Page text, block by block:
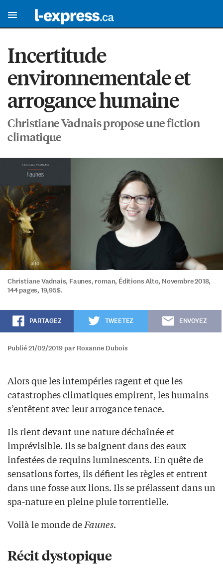
Incertitude
environnementale et
arrogance humaine
Christiane Vadnais propose une fiction
climatique
Christiane Vadnais, Faunes, roman, Éditions Alto, Novembre 2018,
144 pages, 19,95$.
PARTAGEZ TWEETEZ ENVOYEZ
Publié 21/02/2019 par Roxanne Dubois
Alors que les intempéries ragent et que les
catastrophes climatiques empirent, les humains
s’entêtent avec leur arrogance tenace.
Ils rient devant une nature déchaînée et
imprévisible. Ils se baignent dans des eaux
infestées de requins luminescents. En quête de
sensations fortes, ils défient les règles et entrent
dans une fosse aux lions. Ils se prélassent dans un
spa-nature en pleine pluie torrentielle.
Voilà le monde deFaunes.
Récit dystopique